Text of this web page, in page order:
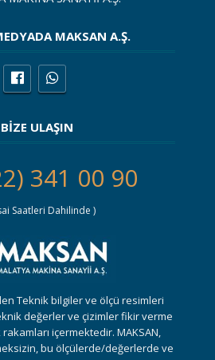
MAKSAN A.Ş.
BİZE ULAŞIN
341 00 90
Saatleri Dahilinde )
Teknik bilgiler ve ölçü resimleri
değerler ve çizimler fikir verme
rakamları içermektedir. MAKSAN,
bu ölçülerde/değerlerde ve